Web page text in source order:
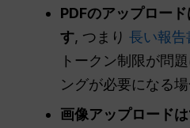
PDFのアップロー
す, つまり 長い報告
トークン制限が問
ングが必要になる
画像アップロード